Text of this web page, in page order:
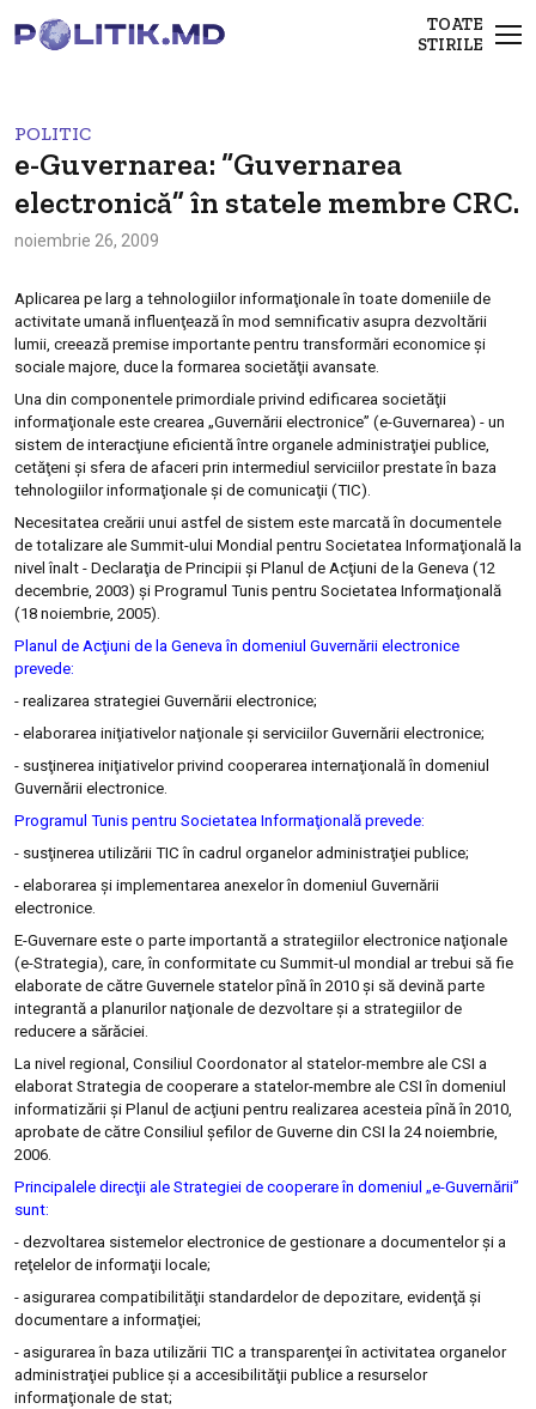
TOATE
STIRILE
POLITIC
e-Guvernarea: “Guvernarea
electronică” în statele membre CRC.
noiembrie 26, 2009
Aplicarea pe larg a tehnologiilor informaţionale în toate domeniile de
activitate umană influenţează în mod semnificativ asupra dezvoltării
lumii, creează premise importante pentru transformări economice şi
sociale majore, duce la formarea societăţii avansate.
Una din componentele primordiale privind edificarea societăţii
informaţionale este crearea „Guvernării electronice” (e-Guvernarea) - un
sistem de interacţiune eficientă între organele administraţiei publice,
cetăţeni şi sfera de afaceri prin intermediul serviciilor prestate în baza
tehnologiilor informaţionale şi de comunicaţii (TIC).
Necesitatea creării unui astfel de sistem este marcată în documentele
de totalizare ale Summit-ului Mondial pentru Societatea Informaţională la
nivel înalt - Declaraţia de Principii şi Planul de Acţiuni de la Geneva (12
decembrie, 2003) şi Programul Tunis pentru Societatea Informaţională
(18 noiembrie, 2005).
Planul de Acţiuni de la Geneva în domeniul Guvernării electronice
prevede:
- realizarea strategiei Guvernării electronice;
- elaborarea iniţiativelor naţionale şi serviciilor Guvernării electronice;
- susţinerea iniţiativelor privind cooperarea internaţională în domeniul
Guvernării electronice.
Programul Tunis pentru Societatea Informaţională prevede:
- susţinerea utilizării TIC în cadrul organelor administraţiei publice;
- elaborarea şi implementarea anexelor în domeniul Guvernării
electronice.
E-Guvernare este o parte importantă a strategiilor electronice naţionale
(e-Strategia), care, în conformitate cu Summit-ul mondial ar trebui să fie
elaborate de către Guvernele statelor pînă în 2010 şi să devină parte
integrantă a planurilor naţionale de dezvoltare şi a strategiilor de
reducere a sărăciei.
La nivel regional, Consiliul Coordonator al statelor-membre ale CSI a
elaborat Strategia de cooperare a statelor-membre ale CSI în domeniul
informatizării şi Planul de acţiuni pentru realizarea acesteia pînă în 2010,
aprobate de către Consiliul şefilor de Guverne din CSI la 24 noiembrie,
2006.
Principalele direcţii ale Strategiei de cooperare în domeniul „e-Guvernării”
sunt:
- dezvoltarea sistemelor electronice de gestionare a documentelor şi a
reţelelor de informaţii locale;
- asigurarea compatibilităţii standardelor de depozitare, evidenţă şi
documentare a informaţiei;
- asigurarea în baza utilizării TIC a transparenţei în activitatea organelor
administraţiei publice şi a accesibilităţii publice a resurselor
informaţionale de stat;